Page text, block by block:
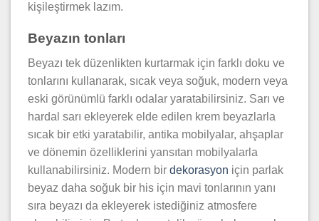
kişileştirmek lazım.
Beyazın tonları
Beyazı tek düzenlikten kurtarmak için farklı doku ve
tonlarını kullanarak, sıcak veya soğuk, modern veya
eski görünümlü farklı odalar yaratabilirsiniz. Sarı ve
hardal sarı ekleyerek elde edilen krem beyazlarla
sıcak bir etki yaratabilir, antika mobilyalar, ahşaplar
ve dönemin özelliklerini yansıtan mobilyalarla
kullanabilirsiniz. Modern bir dekorasyon için parlak
beyaz daha soğuk bir his için mavi tonlarının yanı
sıra beyazı da ekleyerek istediğiniz atmosfere